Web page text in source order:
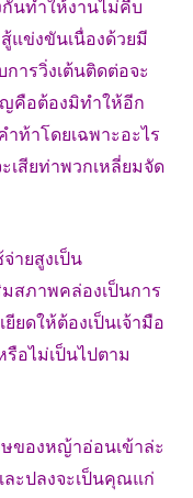
นทำให้งานไม่คืบ
แข่งขันเนื่องด้วยมี
ารวิ่งเต้นติดต่อจะ
คือต้องมิทำให้อีก
ำท้าโดยเฉพาะอะไร
เสียท่าพวกเหลี่ยมจัด
ายสูงเป็น
สภาพคล่องเป็นการ
ยดให้ต้องเป็นเจ้ามือ
อไม่เป็นไปตาม
ษของหญ้าอ่อนเข้าล่ะ
ะปลงจะเป็นคุณแก่